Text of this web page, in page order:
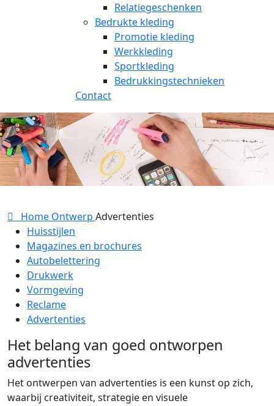
Relatiegeschenken
Bedrukte kleding
Promotie kleding
Werkkleding
Sportkleding
Bedrukkingstechnieken
Contact
Home Ontwerp Advertenties
Huisstijlen
Magazines en brochures
Autobelettering
Drukwerk
Vormgeving
Reclame
Advertenties
Het belang van goed ontworpen
advertenties
Het ontwerpen van advertenties is een kunst op zich,
waarbij creativiteit, strategie en visuele